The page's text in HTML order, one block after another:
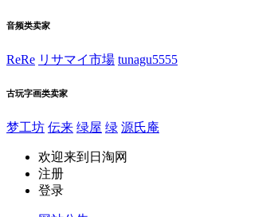
音频类卖家
ReRe リサマイ市場 tunagu5555
古玩字画类卖家
梦工坊 伝来 绿屋 绿 源氏庵
欢迎来到日淘网
注册
登录